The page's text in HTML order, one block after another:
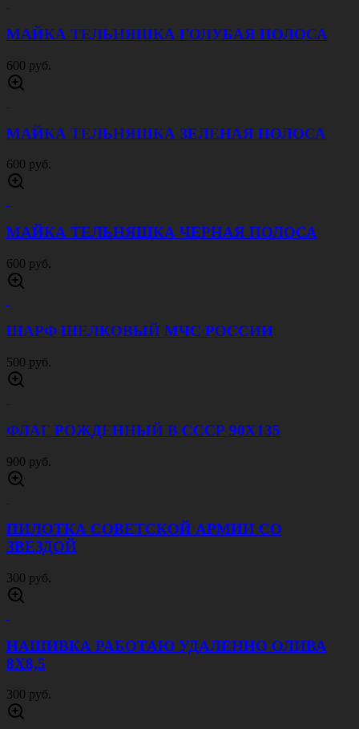
МАЙКА ТЕЛЬНЯШКА ГОЛУБАЯ ПОЛОСА
600 руб.
МАЙКА ТЕЛЬНЯШКА ЗЕЛЕНАЯ ПОЛОСА
600 руб.
МАЙКА ТЕЛЬНЯШКА ЧЕРНАЯ ПОЛОСА
600 руб.
ШАРФ ШЕЛКОВЫЙ МЧС РОССИИ
500 руб.
ФЛАГ РОЖДЕННЫЙ В СССР 90Х135
900 руб.
ПИЛОТКА СОВЕТСКОЙ АРМИИ CО
ЗВЕЗДОЙ
300 руб.
НАШИВКА РАБОТАЮ УДАЛЕННО ОЛИВА
8Х8,5
300 руб.